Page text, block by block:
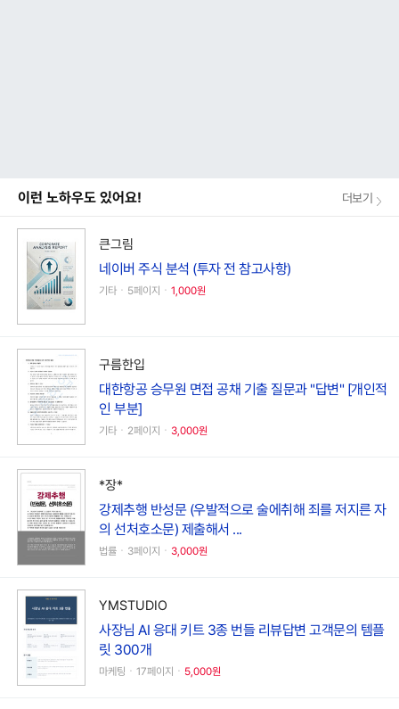
이런 노하우도 있어요! 더보기
큰그림
네이버 주식 분석 (투자 전 참고사항)
기타ㆍ5페이지ㆍ 1,000원
구름한입
대한항공 승무원 면접 공채 기출 질문과 "답변" [개인적
인 부분]
기타ㆍ2페이지ㆍ 3,000원
*장*
강제추행 반성문 (우발적으로 술에취해 죄를 저지른 자
의 선처호소문) 제출해서 ...
법률ㆍ3페이지ㆍ 3,000원
YMSTUDIO
사장님 AI 응대 키트 3종 번들 리뷰답변 고객문의 템플
릿 300개
마케팅ㆍ17페이지ㆍ 5,000원